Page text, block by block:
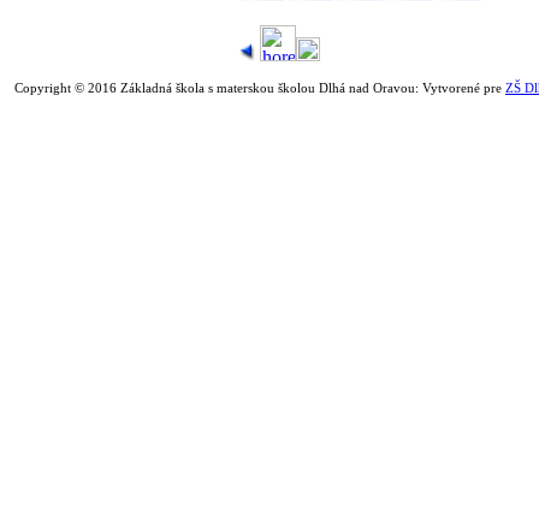
Copyright © 2016 Základná škola s materskou školou Dlhá nad Oravou: Vytvorené pre ZŠ